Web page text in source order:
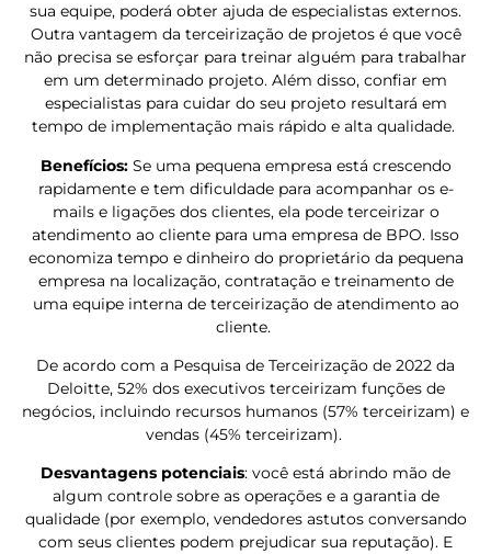
sua equipe, poderá obter ajuda de especialistas externos.
Outra vantagem da terceirização de projetos é que você
não precisa se esforçar para treinar alguém para trabalhar
em um determinado projeto. Além disso, confiar em
especialistas para cuidar do seu projeto resultará em
tempo de implementação mais rápido e alta qualidade.
Benefícios: Se uma pequena empresa está crescendo
rapidamente e tem dificuldade para acompanhar os e-
mails e ligações dos clientes, ela pode terceirizar o
atendimento ao cliente para uma empresa de BPO. Isso
economiza tempo e dinheiro do proprietário da pequena
empresa na localização, contratação e treinamento de
uma equipe interna de terceirização de atendimento ao
cliente.
De acordo com a Pesquisa de Terceirização de 2022 da
Deloitte, 52% dos executivos terceirizam funções de
negócios, incluindo recursos humanos (57% terceirizam) e
vendas (45% terceirizam).
Desvantagens potenciais: você está abrindo mão de
algum controle sobre as operações e a garantia de
qualidade (por exemplo, vendedores astutos conversando
com seus clientes podem prejudicar sua reputação). E